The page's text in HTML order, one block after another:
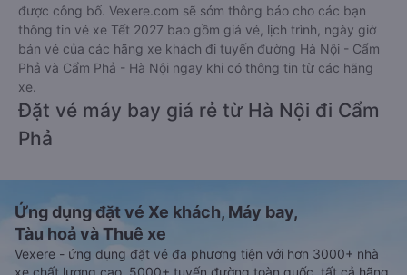
được công bố. Vexere.com sẽ sớm thông báo cho các bạn
thông tin vé xe Tết 2027 bao gồm giá vé, lịch trình, ngày giờ
bán vé của các hãng xe khách đi tuyến đường Hà Nội - Cẩm
Phả và Cẩm Phả - Hà Nội ngay khi có thông tin từ các hãng
xe.
Đặt vé máy bay giá rẻ từ Hà Nội đi Cẩm
Phả
Ứng dụng đặt vé Xe khách, Máy bay,
Tàu hoả và Thuê xe
Vexere - ứng dụng đặt vé đa phương tiện với hơn 3000+ nhà
xe chất lượng cao, 5000+ tuyến đường toàn quốc, tất cả hãng